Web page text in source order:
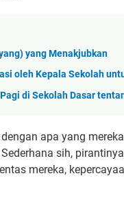
yang Menakjubkan
oleh Kepala Sekolah
di Sekolah Dasar
apa yang
sih,
mereka,